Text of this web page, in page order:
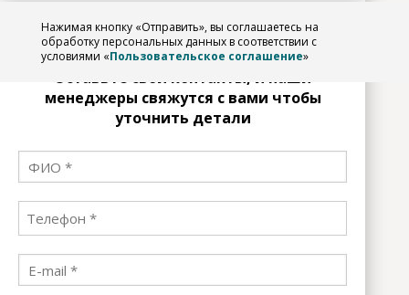
Нажимая кнопку «Отправить», вы соглашаетесь на
обработку персональных данных в соответствии с
условиями «Пользовательское соглашение»
ЗАРЕГИСТРИРОВАТЬСЯ
Оставьте свои контакты, и наши
менеджеры свяжутся с вами чтобы
уточнить детали